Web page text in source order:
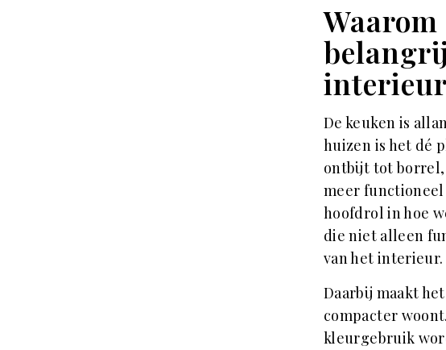
Waarom
interieur
De keuken is
huizen is het dé
ontbijt tot borrel,
meer
hoofdrol in hoe
die niet alleen
van het interieur.
Daarbij maakt
compacter
kleurgebruik